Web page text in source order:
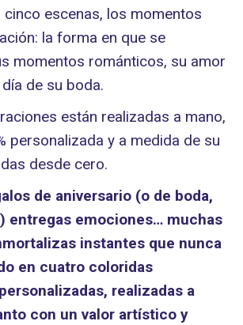
escenas, los momentos
la forma en que se
momentos románticos, su amor
de su boda.
están realizadas a mano,
personalizada y a medida de su
desde cero.
de aniversario (o de boda,
entregas emociones… muchas
instantes que nunca
en cuatro coloridas
realizadas a
con un valor artístico y